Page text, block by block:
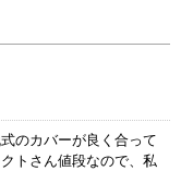
のカバーが良く合って
トさん値段なので、私